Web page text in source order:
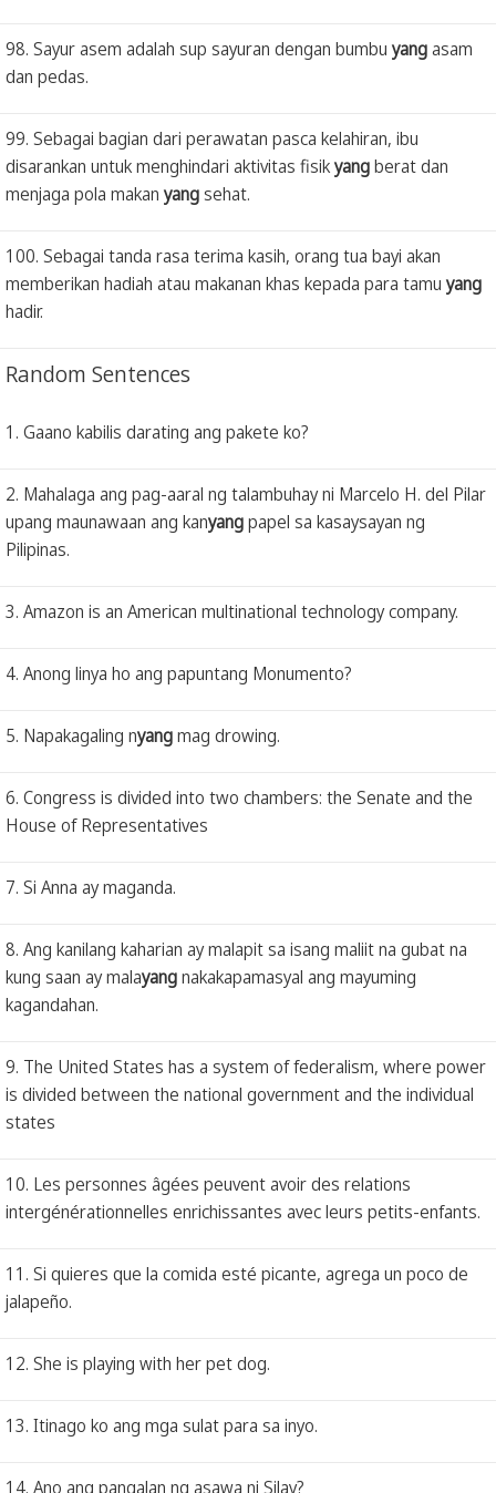
98. Sayur asem adalah sup sayuran dengan bumbu yangasam
dan pedas.
99. Sebagai bagian dari perawatan pasca kelahiran, ibu
disarankan untuk menghindari aktivitas fisikyangberat dan
menjaga pola makan yangsehat.
100. Sebagai tanda rasa terima kasih, orang tua bayi akan
memberikan hadiah atau makanan khas kepada para tamu yang
hadir.
Random Sentences
1. Gaano kabilis darating ang pakete ko?
2. Mahalaga ang pag-aaral ng talambuhay ni Marcelo H. del Pilar
upang maunawaan ang kanyangpapel sa kasaysayan ng
Pilipinas.
3. Amazon is an American multinational technology company.
4. Anong linya ho ang papuntang Monumento?
5. Napakagaling nyangmag drowing.
6. Congress is divided into two chambers: the Senate and the
House of Representatives
7. Si Anna ay maganda.
8. Ang kanilang kaharian ay malapit sa isang maliit na gubat na
kung saan ay malayangnakakapamasyal ang mayuming
kagandahan.
9. The United States has a system of federalism, where power
is divided between the national government and the individual
states
10. Les personnes âgées peuvent avoir des relations
intergénérationnelles enrichissantes avec leurs petits-enfants.
11. Si quieres que la comida esté picante, agrega un poco de
jalapeño.
12. She is playing with her pet dog.
13. Itinago ko ang mga sulat para sa inyo.
14. Ano ang pangalan ng asawa ni Silay?